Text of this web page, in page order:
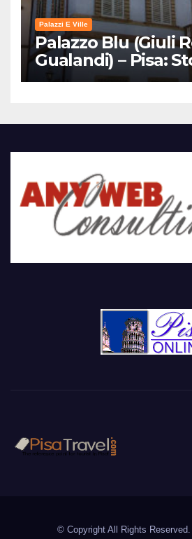
Palazzi E Ville
Palazzo Blu (Giuli
Gualandi) – Pisa:
Mostre e Info
© Copyright All Rights